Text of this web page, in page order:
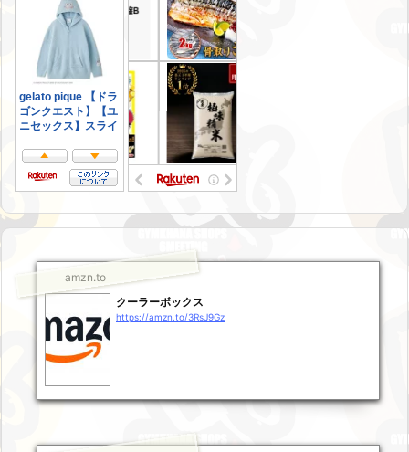
amzn.to
クーラーボックス
https://amzn.to/3RsJ9Gz